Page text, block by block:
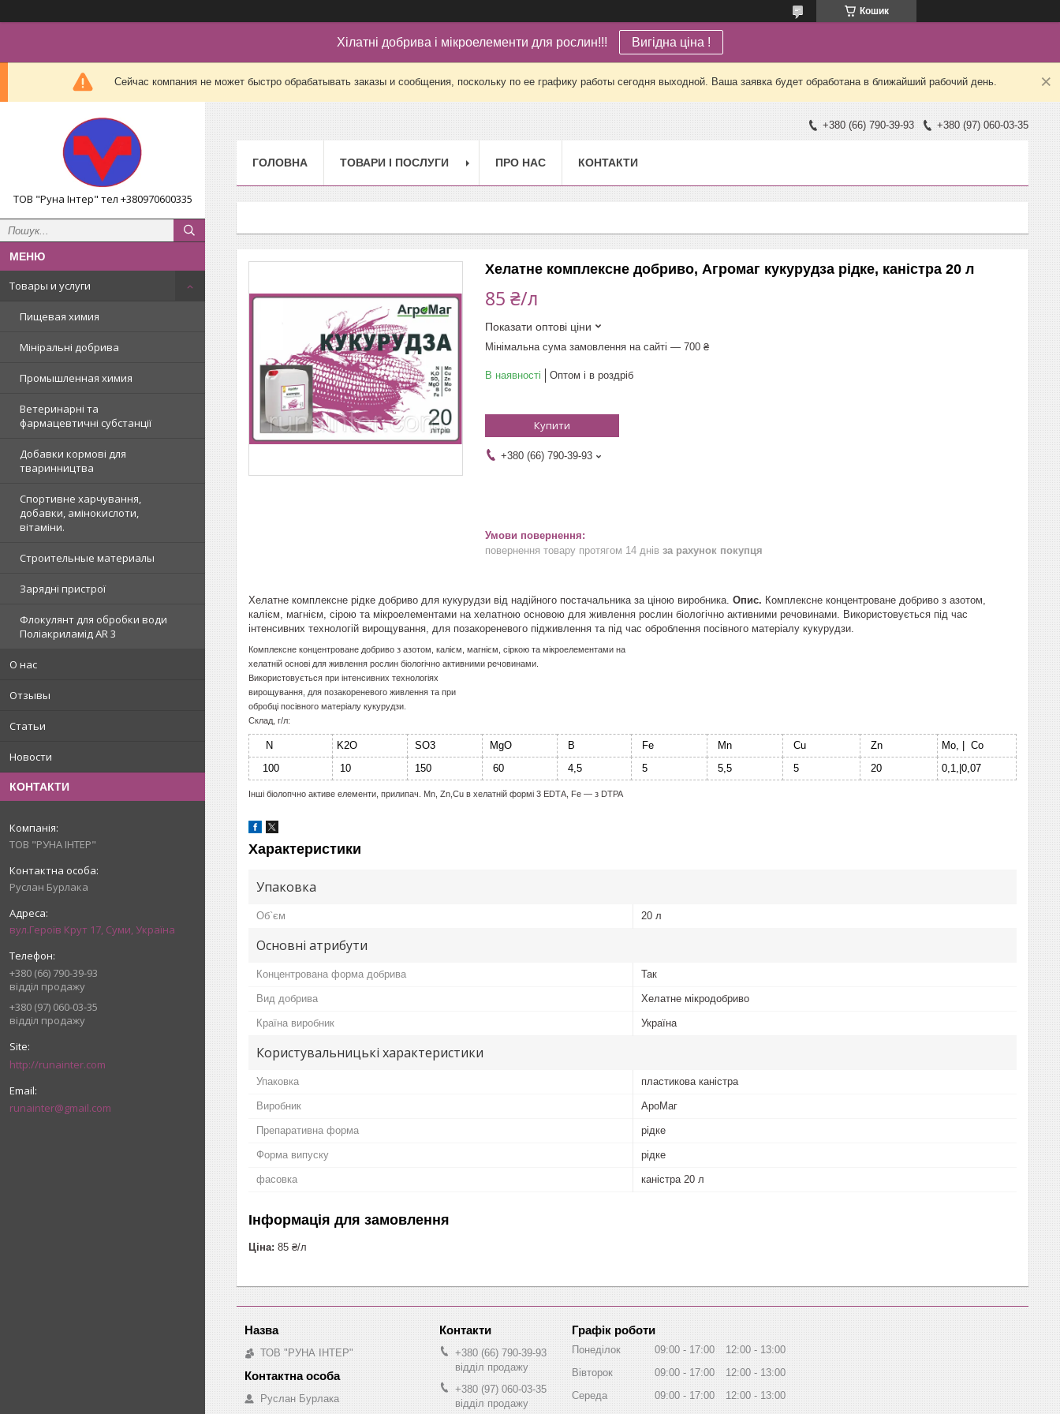
Кошик
Хілатні добрива і мікроелементи для рослин!!! Вигідна ціна !
Сейчас компания не может быстро обрабатывать заказы и сообщения, поскольку по ее графику работы сегодня выходной. Ваша заявка будет обработана в ближайший рабочий день.
ТОВ "Руна Інтер" тел +380970600335
Товары и услуги
Пищевая химия
Мініральні добрива
Промышленная химия
Ветеринарні та
фармацевтичні субстанції
Добавки кормові для
тваринництва
Спортивне харчування,
добавки, амінокислоти,
вітаміни.
Строительные материалы
Зарядні пристрої
Флокулянт для обробки води
Поліакриламід AR 3
О нас
Отзывы
Статьи
Новости
КОНТАКТИ
ТОВ "РУНА ІНТЕР"
Руслан Бурлака
вул.Героїв Крут 17, Суми, Україна
+380 (66) 790-39-93
відділ продажу
+380 (97) 060-03-35
відділ продажу
http://runainter.com
runainter@gmail.com
+380 (66) 790-39-93 +380 (97) 060-03-35
ГОЛОВНА ТОВАРИ І ПОСЛУГИ ПРО НАС КОНТАКТИ
Хелатне комплексне добриво, Агромаг кукурудза рідке, каністра 20 л
85 ₴/л
Показати оптові ціни
Мінімальна сума замовлення на сайті — 700 ₴
В наявності Оптом і в роздріб
Купити
+380 (66) 790-39-93
повернення товару протягом 14 днів за рахунок покупця
Хелатне комплексне рідке добриво для кукурудзи від надійного постачальника за ціною виробника. Опис. Комплексне концентроване добриво з азотом,
калієм, магнієм, сірою та мікроелементами на хелатною основою для живлення рослин біологічно активними речовинами. Використовується під час
інтенсивних технологій вирощування, для позакореневого підживлення та під час оброблення посівного матеріалу кукурудзи.
Комплексне концентроване добриво з азотом, калієм, магнієм, сіркою та мікроелементами на
хелатній основі для живлення рослин біологічно активними речовинами.
Використовується при інтенсивних технологіях
вирощування, для позакореневого живлення та при
обробці посівного матеріалу кукурудзи.
Склад, г/л:
N K2O SO3 MgO B Fe Mn Cu Zn
Mo, | Co
100
10 150 60 4,5 5 5,5 5 20 0,1,|0,07
Інші біолопчно активе елементи, прилипач. Мn, Zn,Cu в хелатній формі 3 ЕDТА, Fе — з DТРА
Характеристики
Упаковка
Об`єм 20 л
Основні атрибути
Концентрована форма добрива Так
Вид добрива Хелатне мікродобриво
Країна виробник Україна
Користувальницькі характеристики
Упаковка пластикова каністра
Виробник АроМаг
Препаративна форма рідке
Форма випуску рідке
фасовка каністра 20 л
Інформація для замовлення
Ціна: 85 ₴/л
ТОВ "РУНА ІНТЕР"
Руслан Бурлака
+380 (66) 790-39-93
відділ продажу
+380 (97) 060-03-35
відділ продажу
Графік роботи
Понеділок 09:00 17:00 12:00
13:00
Вівторок
09:00 17:00 12:00
13:00
Середа
09:00 17:00 12:00
13:00